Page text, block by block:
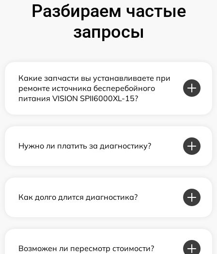
Разбираем частые
запросы
Какие запчасти вы устанавливаете при
ремонте источника бесперебойного
питания VISION SPII6000XL-15?
Нужно ли платить за диагностику?
Как долго длится диагностика?
Возможен ли пересмотр стоимости?